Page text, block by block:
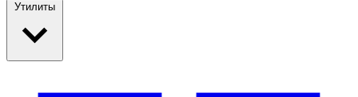
Утилиты